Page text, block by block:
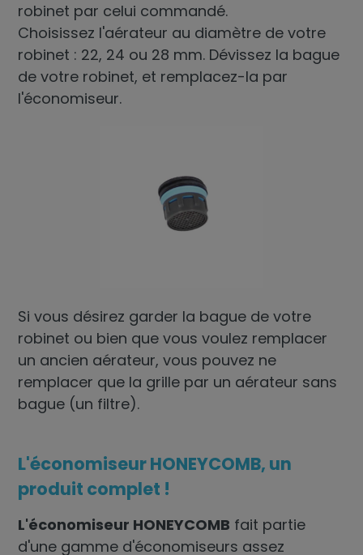
robinet par celui commandé.
Choisissez l'aérateur au diamètre de votre
robinet : 22, 24 ou 28 mm. Dévissez la bague
de votre robinet, et remplacez-la par
l'économiseur.
Si vous désirez garder la bague de votre
robinet ou bien que vous voulez remplacer
un ancien aérateur, vous pouvez ne
remplacer que la grille par un aérateur sans
bague (un filtre).
L'économiseur HONEYCOMB, un
produit complet !
L'économiseur HONEYCOMB fait partie
d'une gamme d'économiseurs assez